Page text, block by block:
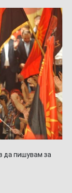
да пишувам за